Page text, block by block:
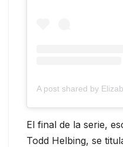
A post shared by
El final de la serie,
Todd Helbing, se